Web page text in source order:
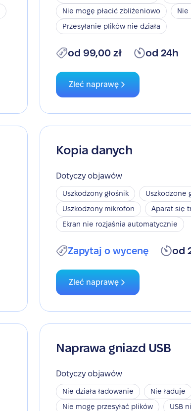
Nie mogę płacić zbliżeniowo
Nie
Przesyłanie plików nie działa
od 99,00 zł od 24h
Zleć naprawę
Kopia danych
Dotyczy objawów
Uszkodzony głośnik
Uszkodzone
Uszkodzony mikrofon
Aparat się
Ekran nie rozjaśnia automatycznie
Zapytaj o wycenę od
Zleć naprawę
Naprawa gniazd USB
Dotyczy objawów
Nie działa ładowanie Nie ładuje
Nie mogę przesyłać plików
USB